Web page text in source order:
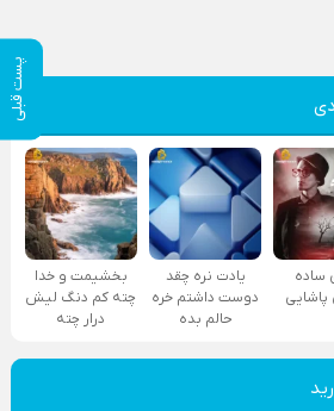
پست قبلی
ساده
یادت نره چقد
دوست داشتم خره
حالم بده
بخشیمت و خدا
چته کم دنگ لیش
درار چته